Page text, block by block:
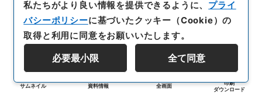
サムネイル 資料情報 全画面
印刷
ダウンロード
私たちがより良い情報を提供できるように、 プライ
バシーポリシーに基づいたクッキー（Cookie）の
取得と利用に同意をお願いいたします。
必要最小限 全て同意